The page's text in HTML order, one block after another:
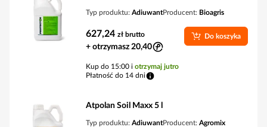
Typ produktu: AdiuwantProducent: Bioagris
627,24 zł brutto
+ otrzymasz 20,40
Do koszyka
Kup do 15:00 i otrzymaj jutro
Płatność do 14 dni
Atpolan Soil Maxx 5 l
Typ produktu: AdiuwantProducent: Agromix